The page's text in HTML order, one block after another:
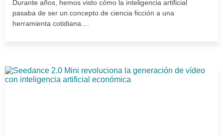
Durante años, hemos visto cómo la inteligencia artificial
pasaba de ser un concepto de ciencia ficción a una
herramienta cotidiana....